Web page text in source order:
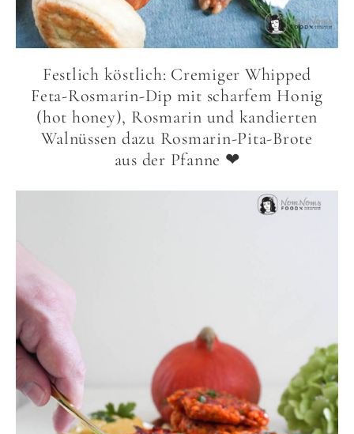
Festlich köstlich: Cremiger Whipped
Feta-Rosmarin-Dip mit scharfem Honig
(hot honey), Rosmarin und kandierten
Walnüssen dazu Rosmarin-Pita-Brote
aus der Pfanne ❤